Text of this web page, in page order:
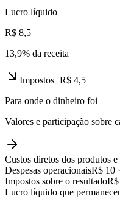
Lucro líquido
R$ 8,5
13,9% da receita
Impostos−R$ 4,5
Para onde o dinheiro foi
Valores e participação sobre
Custos diretos dos produtos e
Despesas operacionaisR$ 10 ·
Impostos sobre o resultado
Lucro líquido que